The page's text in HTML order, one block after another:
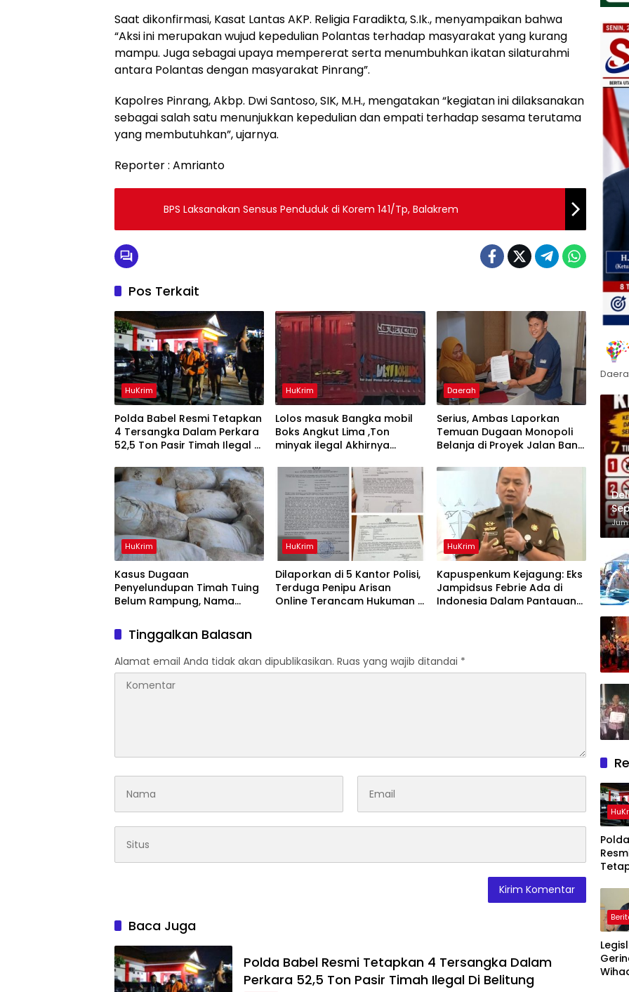
Saat dikonfirmasi, Kasat Lantas AKP. Religia Faradikta, S.Ik., menyampaikan bahwa
“Aksi ini merupakan wujud kepedulian Polantas terhadap masyarakat yang kurang
mampu. Juga sebagai upaya mempererat serta menumbuhkan ikatan silaturahmi
antara Polantas dengan masyarakat Pinrang”.
Kapolres Pinrang, Akbp. Dwi Santoso, SIK, M.H., mengatakan “kegiatan ini dilaksanakan
sebagai salah satu menunjukkan kepedulian dan empati terhadap sesama terutama
yang membutuhkan”, ujarnya.
Reporter : Amrianto
BPS Laksanakan Sensus Penduduk di Korem 141/Tp, Balakrem
Pos Terkait
HuKrim
Polda Babel Resmi Tetapkan
4 Tersangka Dalam Perkara
52,5 Ton Pasir Timah Ilegal Di
HuKrim
Lolos masuk Bangka mobil
Boks Angkut Lima ,Ton
minyak ilegal Akhirnya
Daerah
Serius, Ambas Laporkan
‎Temuan Dugaan Monopoli
Belanja di Proyek Jalan Bang
HuKrim
Kasus Dugaan
Penyelundupan Timah Tuing
Belum Rampung, Nama
Informasi Penyidikan
HuKrim
Dilaporkan di 5 Kantor Polisi,
Terduga Penipu Arisan
Online Terancam Hukuman 4
HuKrim
Kapuspenkum Kejagung: Eks
Jampidsus Febrie Ada di
Indonesia Dalam Pantauan
Tinggalkan Balasan
Alamat email Anda tidak akan dipublikasikan. Ruas yang wajib ditandai *
Baca Juga
Polda Babel Resmi Tetapkan 4 Tersangka Dalam
Perkara 52,5 Ton Pasir Timah Ilegal Di Belitung
Ton
Di